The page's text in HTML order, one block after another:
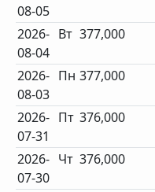
08-05
2026-
08-04
Вт 377,000
2026-
08-03
Пн 377,000
2026-
07-31
Пт 376,000
2026-
07-30
Чт 376,000